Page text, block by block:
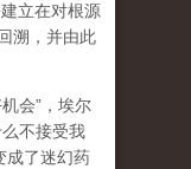
立在对根源
溯，并由此
会”， 埃尔
不接受我
成了迷幻药